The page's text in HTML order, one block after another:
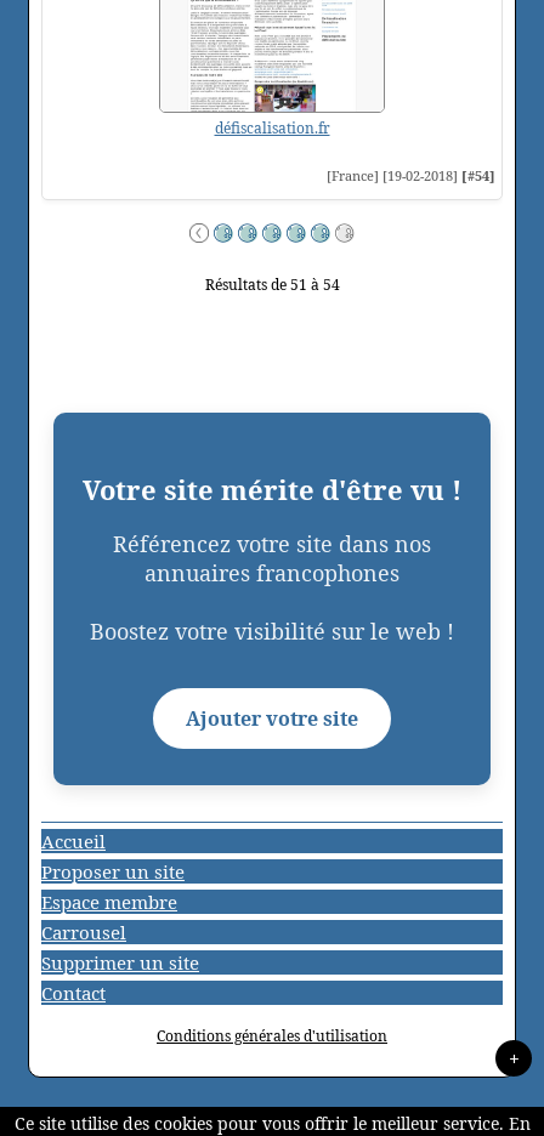
défiscalisation.fr
[France] [19-02-2018] [#54]
Résultats de 51 à 54
Votre site mérite d'être vu !
Référencez votre site dans nos
annuaires francophones
Boostez votre visibilité sur le web !
Ajouter votre site
Accueil
Proposer un site
Espace membre
Carrousel
Supprimer un site
Contact
Conditions générales d'utilisation
+
Ce site utilise des cookies pour vous offrir le meilleur service. En